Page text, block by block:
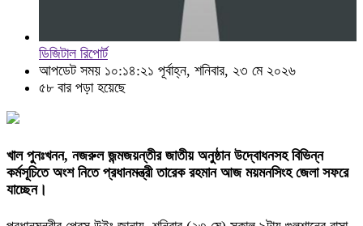
ডিজিটাল রিপোর্ট
আপডেট সময় ১০:১৪:২১ পূর্বাহ্ন, শনিবার, ২৩ মে ২০২৬
৫৮ বার পড়া হয়েছে
খাল পুনঃখনন, নজরুল জন্মজয়ন্তীর জাতীয় অনুষ্ঠান উদ্বোধনসহ বিভিন্ন
কর্মসূচিতে অংশ নিতে প্রধানমন্ত্রী তারেক রহমান আজ ময়মনসিংহ জেলা সফরে
যাচ্ছেন।